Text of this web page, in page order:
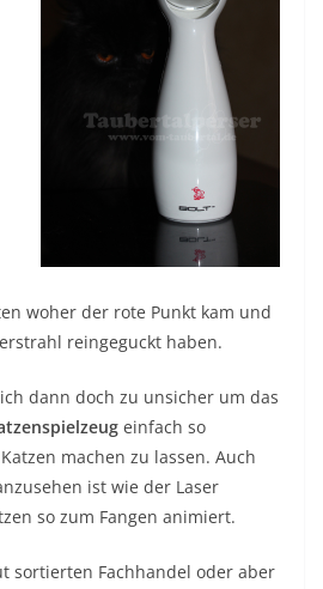
woher der rote Punkt kam und
reingeguckt haben.
dann doch zu unsicher um das
einfach so
machen zu lassen. Auch
ist wie der Laser
so zum Fangen animiert.
sortierten Fachhandel oder aber